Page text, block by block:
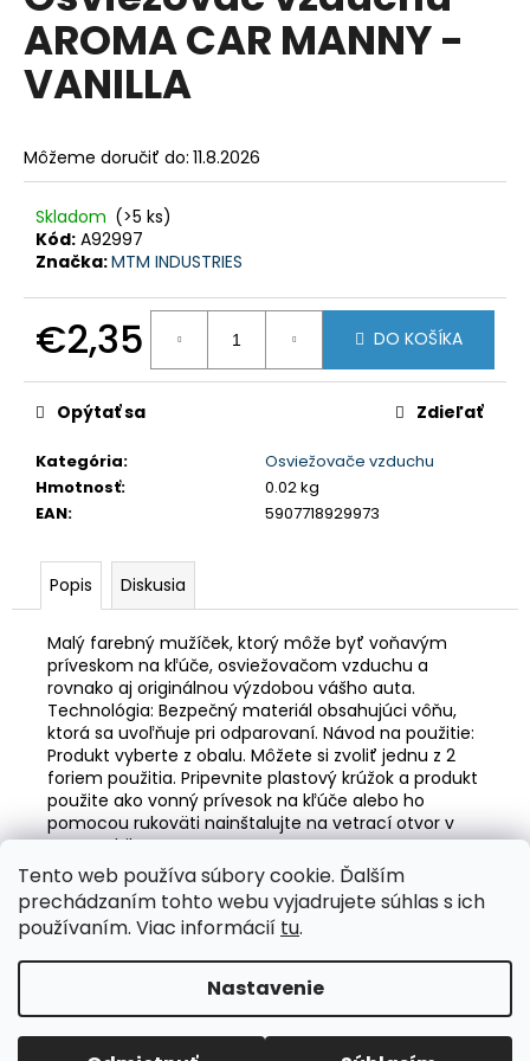
Tento web používa súbory cookie. Ďalším
prechádzaním tohto webu vyjadrujete súhlas s ich
používaním. Viac informácií tu.
Nastavenie
0,0
z
5
hviezdičiek.
AROMA CAR MANNY -
VANILLA
Môžeme doručiť do: 11.8.2026
Skladom (>5 ks)
Kód: A92997
Značka:MTM INDUSTRIES
€2,35
cena:
DO KOŠÍKA
Kategória:
Osviežovače vzduchu
Hmotnosť:
0.02 kg
EAN: 5907718929973
Opýtať sa Zdieľať
Popis Diskusia
Malý farebný mužíček, ktorý môže byť voňavým
príveskom na kľúče, osviežovačom vzduchu a
rovnako aj originálnou výzdobou vášho auta.
Technológia: Bezpečný materiál obsahujúci vôňu,
ktorá sa uvoľňuje pri odparovaní. Návod na použitie:
Produkt vyberte z obalu. Môžete si zvoliť jednu z 2
foriem použitia. Pripevnite plastový krúžok a produkt
použite ako vonný prívesok na kľúče alebo ho
pomocou rukoväti nainštalujte na vetrací otvor v
automobile.
á
j
s
?
HĽADAŤ
O
d
o
ú
e
LED
ŽIAROVKY
HLAVNÉHO
SVIETENIA
FLEX+
HB4
CANBUS
6000K
12V
24V
AMIO-
03665
€55,51
Valentino Rossi eSHOP
Copyright 2026Auto-design.sk. Všetky práva vyhradené.